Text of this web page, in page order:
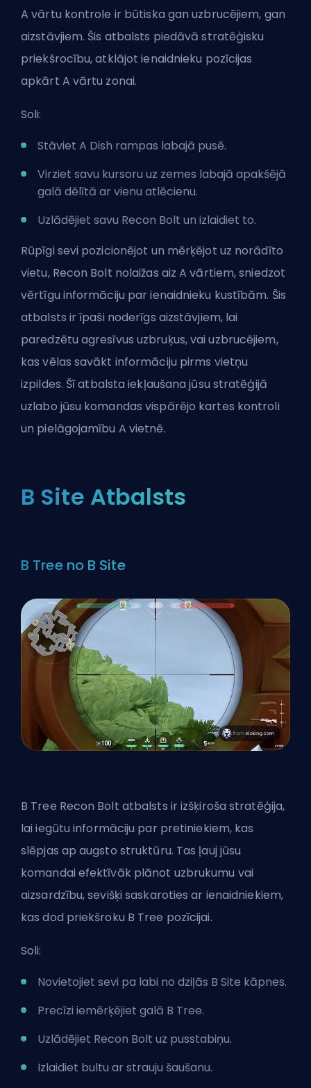
A vārtu kontrole ir būtiska gan uzbrucējiem, gan
aizstāvjiem. Šis atbalsts piedāvā stratēģisku
priekšrocību, atklājot ienaidnieku pozīcijas
apkārt A vārtu zonai.
Soli:
Stāviet A Dish rampas labajā pusē.
Virziet savu kursoru uz zemes labajā apakšējā
galā dēlītā ar vienu atlēcienu.
Uzlādējiet savu Recon Bolt un izlaidiet to.
Rūpīgi sevi pozicionējot un mērķējot uz norādīto
vietu, Recon Bolt nolaižas aiz A vārtiem, sniedzot
vērtīgu informāciju par ienaidnieku kustībām. Šis
atbalsts ir īpaši noderīgs aizstāvjiem, lai
paredzētu agresīvus uzbruķus, vai uzbrucējiem,
kas vēlas savākt informāciju pirms vietņu
izpildes. Šī atbalsta iekļaušana jūsu stratēģijā
uzlabo jūsu komandas vispārējo kartes kontroli
un pielāgojamību A vietnē.
B Site Atbalsts
B Tree no B Site
B Tree Recon Bolt atbalsts ir izšķiroša stratēģija,
lai iegūtu informāciju par pretiniekiem, kas
slēpjas ap augsto struktūru. Tas ļauj jūsu
komandai efektīvāk plānot uzbrukumu vai
aizsardzību, sevišķi saskaroties ar ienaidniekiem,
kas dod priekšroku B Tree pozīcijai.
Soli:
Novietojiet sevi pa labi no dziļās B Site kāpnes.
Precīzi iemērķējiet galā B Tree.
Uzlādējiet Recon Bolt uz pusstabiņu.
Izlaidiet bultu ar strauju šaušanu.